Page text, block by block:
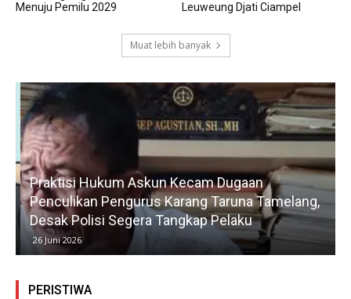
Menuju Pemilu 2029
Leuweung Djati Ciampel
Muat lebih banyak
Praktisi Hukum Askun Kecam Dugaan
Penculikan Pengurus Karang Taruna Tamelang,
Desak Polisi Segera Tangkap Pelaku
26 Juni 2026
PERISTIWA